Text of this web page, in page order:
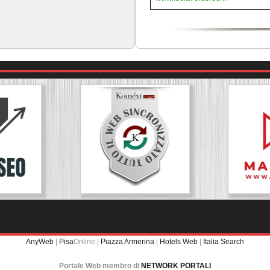
AnyWeb | PisaOnline | Piazza Armerina | Hotels Web | Italia Search
Portale Web membro di NETWORK PORTALI